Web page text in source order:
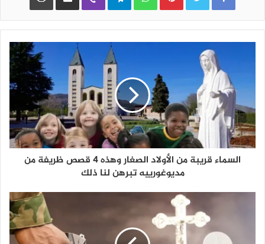
السماء قريبة من الأولاد الصغار وهذه 4 قصص ظريفة من
مديوغورييه تبرهن لنا ذلك